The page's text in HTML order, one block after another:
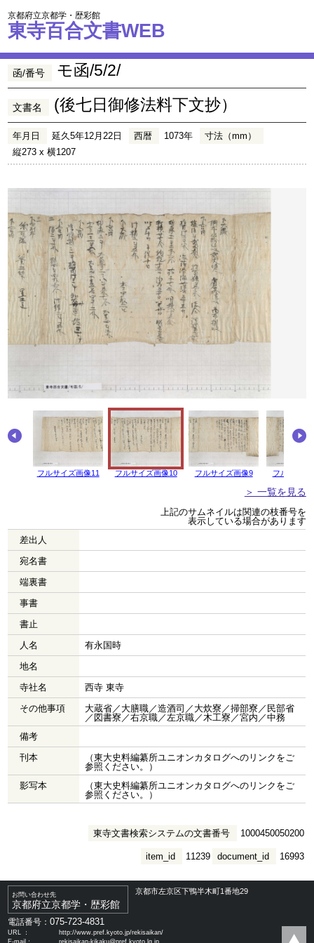
京都府立京都学・歴彩館
東寺百合文書WEB
函/番号 モ函/5/2/
文書名 (後七日御修法料下文抄）
年月日 延久5年12月22日 西暦 1073年
寸法（mm）
縦273 x 横1207
フルサイズ画像11 フルサイズ画像10 フルサイズ画像9 フルサイズ
＞ 一覧を見る
上記のサムネイルは関連の枝番号を
表示している場合があります
差出人
宛名書
端裏書
事書
書止
人名
有永国時
地名
寺社名
西寺 東寺
その他事項
大蔵省／大膳職／造酒司／大炊寮／掃部寮／民部省
／図書寮／右京職／左京職／木工寮／宮内／中務
備考
刊本
（東大史料編纂所ユニオンカタログへのリンクをご
参照ください。）
影写本
（東大史料編纂所ユニオンカタログへのリンクをご
参照ください。）
東寺文書検索システムの文書番号 1000450050200
document_id 16993
item_id 11239
お問い合わせ先
京都府立京都学・歴彩館
京都市左京区下鴨半木町1番地29
電話番号：075-723-4831
URL ：
http://www.pref.kyoto.jp/rekisaikan/
E-mail：
rekisaikan-kikaku@pref.kyoto.lg.jp